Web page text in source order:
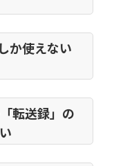
か使えない
転送録」の